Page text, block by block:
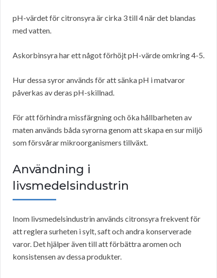
pH-värdet för citronsyra är cirka 3 till 4 när det blandas
med vatten.
Askorbinsyra har ett något förhöjt pH-värde omkring 4-5.
Hur dessa syror används för att sänka pH i matvaror
påverkas av deras pH-skillnad.
För att förhindra missfärgning och öka hållbarheten av
maten används båda syrorna genom att skapa en sur miljö
som försvårar mikroorganismers tillväxt.
Användning i
livsmedelsindustrin
Inom livsmedelsindustrin används citronsyra frekvent för
att reglera surheten i sylt, saft och andra konserverade
varor. Det hjälper även till att förbättra aromen och
konsistensen av dessa produkter.